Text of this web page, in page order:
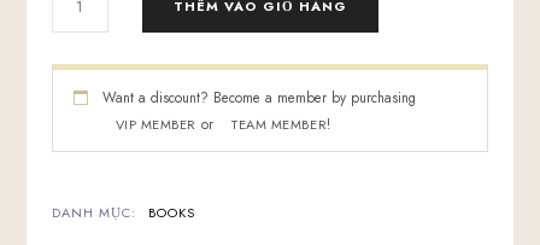
SUCCESS
-
BOOK
THÊM VÀO GIỎ HÀNG
Want a discount? Become a member by purchasing
VIP MEMBER or TEAM MEMBER!
DANH MỤC: BOOKS